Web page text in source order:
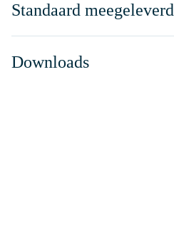
Standaard meegeleverd
Downloads